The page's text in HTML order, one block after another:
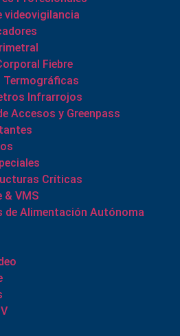
videovigilancia
Fiebre
Termográficas
Infrarrojos
Accesos y Greenpass
Críticas
& VMS
de Alimentación Autónoma